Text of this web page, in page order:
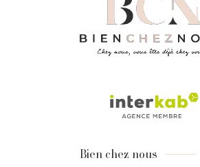
Bien chez nous